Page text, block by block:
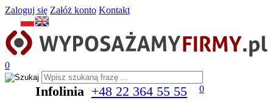
Zaloguj się Załóż konto Kontakt
0
Infolinia +48 22 364 55 55
0